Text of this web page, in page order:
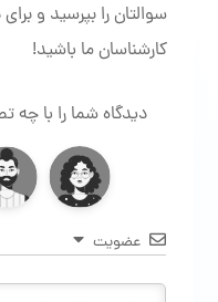
سوالتان را بپرسید و
کارشناسان ما باشید!
دیدگاه شما را با
عضویت